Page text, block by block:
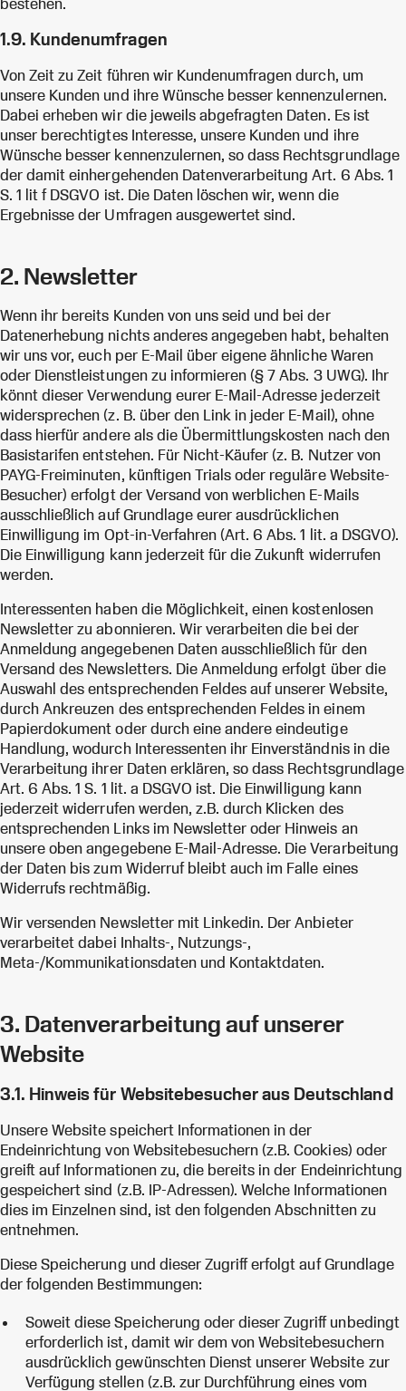
1.9. Kundenumfragen
Von Zeit zu Zeit führen wir Kundenumfragen durch, um
unsere Kunden und ihre Wünsche besser kennenzulernen.
Dabei erheben wir die jeweils abgefragten Daten. Es ist
unser berechtigtes Interesse, unsere Kunden und ihre
Wünsche besser kennenzulernen, so dass Rechtsgrundlage
der damit einhergehenden Datenverarbeitung Art. 6 Abs. 1
S. 1 lit f DSGVO ist. Die Daten löschen wir, wenn die
Ergebnisse der Umfragen ausgewertet sind.
2. Newsletter
Wenn ihr bereits Kunden von uns seid und bei der
Datenerhebung nichts anderes angegeben habt, behalten
wir uns vor, euch per E-Mail über eigene ähnliche Waren
oder Dienstleistungen zu informieren (§ 7 Abs. 3 UWG). Ihr
könnt dieser Verwendung eurer E-Mail-Adresse jederzeit
widersprechen (z. B. über den Link in jeder E-Mail), ohne
dass hierfür andere als die Übermittlungskosten nach den
Basistarifen entstehen. Für Nicht-Käufer (z. B. Nutzer von
PAYG-Freiminuten, künftigen Trials oder reguläre Website-
Besucher) erfolgt der Versand von werblichen E-Mails
ausschließlich auf Grundlage eurer ausdrücklichen
Einwilligung im Opt-in-Verfahren (Art. 6 Abs. 1 lit. a DSGVO).
Die Einwilligung kann jederzeit für die Zukunft widerrufen
werden.
Interessenten haben die Möglichkeit, einen kostenlosen
Newsletter zu abonnieren. Wir verarbeiten die bei der
Anmeldung angegebenen Daten ausschließlich für den
Versand des Newsletters. Die Anmeldung erfolgt über die
Auswahl des entsprechenden Feldes auf unserer Website,
durch Ankreuzen des entsprechenden Feldes in einem
Papierdokument oder durch eine andere eindeutige
Handlung, wodurch Interessenten ihr Einverständnis in die
Verarbeitung ihrer Daten erklären, so dass Rechtsgrundlage
Art. 6 Abs. 1 S. 1 lit. a DSGVO ist. Die Einwilligung kann
jederzeit widerrufen werden, z.B. durch Klicken des
entsprechenden Links im Newsletter oder Hinweis an
unsere oben angegebene E-Mail-Adresse. Die Verarbeitung
der Daten bis zum Widerruf bleibt auch im Falle eines
Widerrufs rechtmäßig.
Wir versenden Newsletter mit Linkedin. Der Anbieter
verarbeitet dabei Inhalts-, Nutzungs-,
Meta-/Kommunikationsdaten und Kontaktdaten.
3. Datenverarbeitung auf unserer
Website
3.1. Hinweis für Websitebesucher aus Deutschland
Unsere Website speichert Informationen in der
Endeinrichtung von Websitebesuchern (z.B. Cookies) oder
greift auf Informationen zu, die bereits in der Endeinrichtung
gespeichert sind (z.B. IP-Adressen). Welche Informationen
dies im Einzelnen sind, ist den folgenden Abschnitten zu
entnehmen.
Diese Speicherung und dieser Zugriff erfolgt auf Grundlage
der folgenden Bestimmungen:
Soweit diese Speicherung oder dieser Zugriff unbedingt
erforderlich ist, damit wir dem von Websitebesuchern
ausdrücklich gewünschten Dienst unserer Website zur
Verfügung stellen (z.B. zur Durchführung eines vom